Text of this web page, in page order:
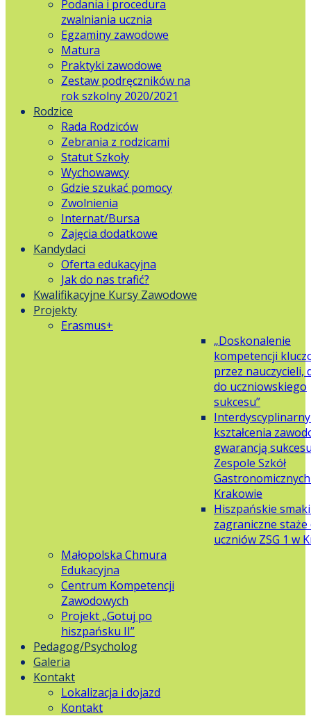
Podania i procedura
zwalniania ucznia
Egzaminy zawodowe
Matura
Praktyki zawodowe
Zestaw podręczników na
rok szkolny 2020/2021
Rodzice
Rada Rodziców
Zebrania z rodzicami
Statut Szkoły
Wychowawcy
Gdzie szukać pomocy
Zwolnienia
Internat/Bursa
Zajęcia dodatkowe
Kandydaci
Oferta edukacyjna
Jak do nas trafić?
Kwalifikacyjne Kursy Zawodowe
Projekty
Erasmus+
„Doskonalenie
kompetencji
przez nauczycieli,
do uczniowskiego
sukcesu”
kształcenia
gwarancją
Zespole Szkół
Krakowie
Hiszpańskie
zagraniczne staże
uczniów ZSG 1 w
Małopolska Chmura
Edukacyjna
Centrum Kompetencji
Zawodowych
Projekt „Gotuj po
hiszpańsku II”
Pedagog/Psycholog
Galeria
Kontakt
Lokalizacja i dojazd
Kontakt